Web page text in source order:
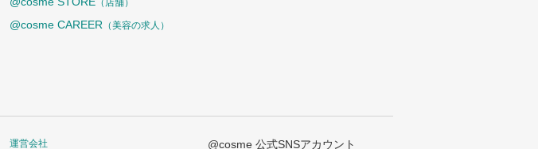
@cosme CAREER （美容の求人）
運営会社
@cosme 公式SNSアカウント